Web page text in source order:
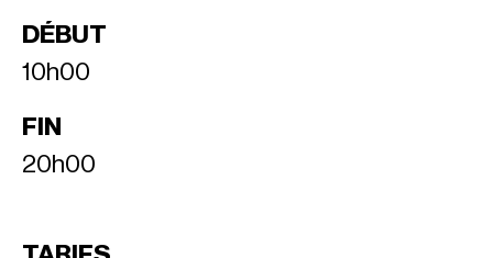
DÉBUT
10h00
FIN
20h00